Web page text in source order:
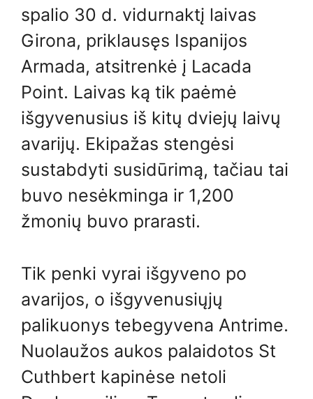
spalio 30 d. vidurnaktį laivas
Girona, priklausęs Ispanijos
Armada, atsitrenkė į Lacada
Point. Laivas ką tik paėmė
išgyvenusius iš kitų dviejų laivų
avarijų. Ekipažas stengėsi
sustabdyti susidūrimą, tačiau tai
buvo nesėkminga ir 1,200
žmonių buvo prarasti.
Tik penki vyrai išgyveno po
avarijos, o išgyvenusiųjų
palikuonys tebegyvena Antrime.
Nuolaužos aukos palaidotos St
Cuthbert kapinėse netoli